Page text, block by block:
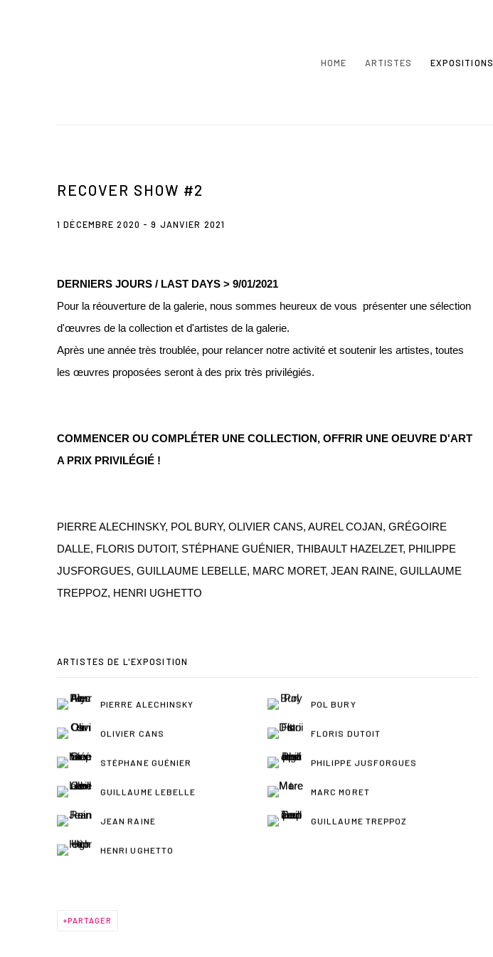
HOME ARTISTES EXPOSITIONS
RECOVER SHOW #2
1 DÉCEMBRE 2020 - 9 JANVIER 2021
DERNIERS JOURS / LAST DAYS > 9/01/2021
Pour la réouverture de la galerie, nous sommes heureux de vous présenter une sélection
d'œuvres de la collection et d'artistes de la galerie.
Après une année très troublée, pour relancer notre activité et soutenir les artistes, toutes
les œuvres proposées seront à des prix très privilégiés.
COMMENCER OU COMPLÉTER UNE COLLECTION, OFFRIR UNE OEUVRE D'ART
A PRIX PRIVILÉGIÉ !
PIERRE ALECHINSKY, POL BURY, OLIVIER CANS, AUREL COJAN, GRÉGOIRE
DALLE, FLORIS DUTOIT, STÉPHANE GUÉNIER, THIBAULT HAZELZET, PHILIPPE
JUSFORGUES, GUILLAUME LEBELLE, MARC MORET, JEAN RAINE, GUILLAUME
TREPPOZ, HENRI UGHETTO
ARTISTES DE L'EXPOSITION
PIERRE ALECHINSKY POL BURY
OLIVIER CANS FLORIS DUTOIT
STÉPHANE GUÉNIER PHILIPPE JUSFORGUES
GUILLAUME LEBELLE MARC MORET
JEAN RAINE GUILLAUME TREPPOZ
HENRI UGHETTO
PARTAGER